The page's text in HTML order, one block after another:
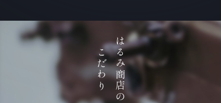
はるみ商店の
こだわり